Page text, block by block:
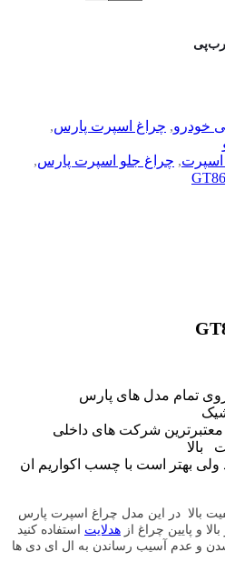
خودرو, چراغ اسپرت پارس,
اسپرت, چراغ جلو اسپرت پارس,
تمام مدل های پارس
معتبرترین شرکت های داخلی
بالا
ولی بهتر است با چسب اکواریم ان
بالا در این مدل چراغ اسپرت پارس
و پایین چراغ از هدلایت استفاده کنید
و عدم آسیب رساندن به ال ای دی ها